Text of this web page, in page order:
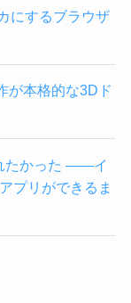
にするブラウザ
が本格的な3Dド
たかった ——イ
プリができるま